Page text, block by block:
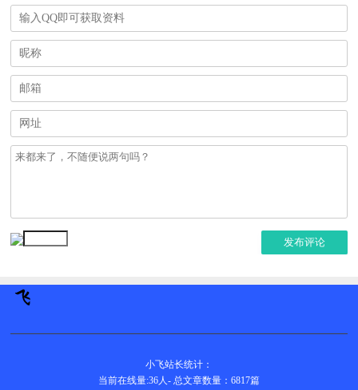
发布评论
小飞站长统计：
当前在线量:36人- 总文章数量：6817篇